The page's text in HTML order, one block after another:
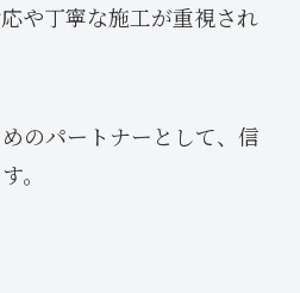
や丁寧な施工が重視され
のパートナーとして、信
。